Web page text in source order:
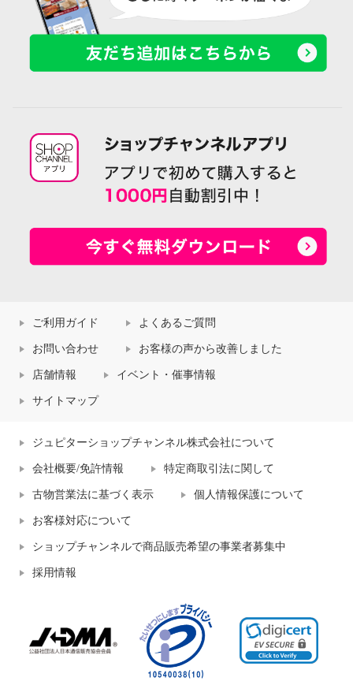
ご利用ガイド よくあるご質問
お問い合わせ お客様の声から改善しました
店舗情報 イベント・催事情報
サイトマップ
ジュピターショップチャンネル株式会社について
会社概要/免許情報 特定商取引法に関して
古物営業法に基づく表示 個人情報保護について
お客様対応について
ショップチャンネルで商品販売希望の事業者募集中
採用情報